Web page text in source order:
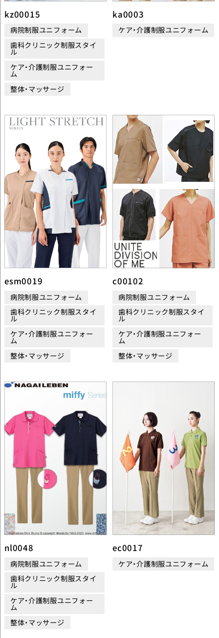
kz00015
病院制服ユニフォーム
歯科クリニック制服スタイ
ル
ケア・介護制服ユニフォー
ム
整体・マッサージ
ka0003
ケア・介護制服ユニフォーム
esm0019
病院制服ユニフォーム
歯科クリニック制服スタイ
ル
ケア・介護制服ユニフォー
ム
整体・マッサージ
c00102
病院制服ユニフォーム
歯科クリニック制服スタイ
ル
ケア・介護制服ユニフォー
ム
整体・マッサージ
nl0048
病院制服ユニフォーム
歯科クリニック制服スタイ
ル
ケア・介護制服ユニフォー
ム
整体・マッサージ
ec0017
ケア・介護制服ユニフォーム